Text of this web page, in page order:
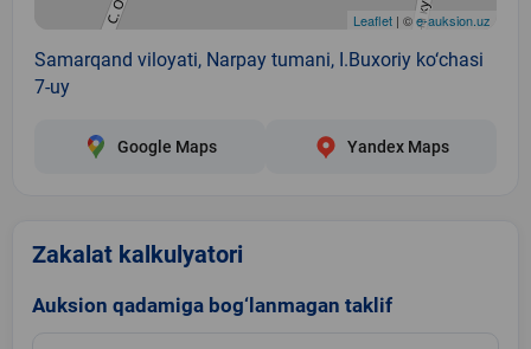
Leaflet | ©e-auksion.uz
Samarqand viloyati, Narpay tumani, I.Buxoriy ko‘chasi
7-uy
Google Maps Yandex Maps
Zakalat kalkulyatori
Auksion qadamiga bog‘lanmagan taklif